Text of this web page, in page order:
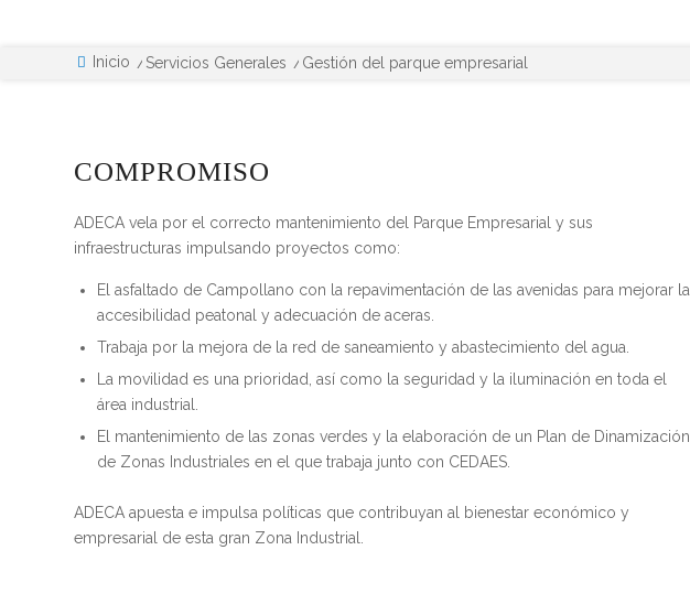
Inicio / Servicios Generales / Gestión del parque empresarial
COMPROMISO
ADECA vela por el correcto mantenimiento del Parque Empresarial y sus
infraestructuras impulsando proyectos como:
El asfaltado de Campollano con la repavimentación de las avenidas para mejorar la
accesibilidad peatonal y adecuación de aceras.
Trabaja por la mejora de la red de saneamiento y abastecimiento del agua.
La movilidad es una prioridad, así como la seguridad y la iluminación en toda el
área industrial.
El mantenimiento de las zonas verdes y la elaboración de un Plan de Dinamización
de Zonas Industriales en el que trabaja junto con CEDAES.
ADECA apuesta e impulsa políticas que contribuyan al bienestar económico y
empresarial de esta gran Zona Industrial.